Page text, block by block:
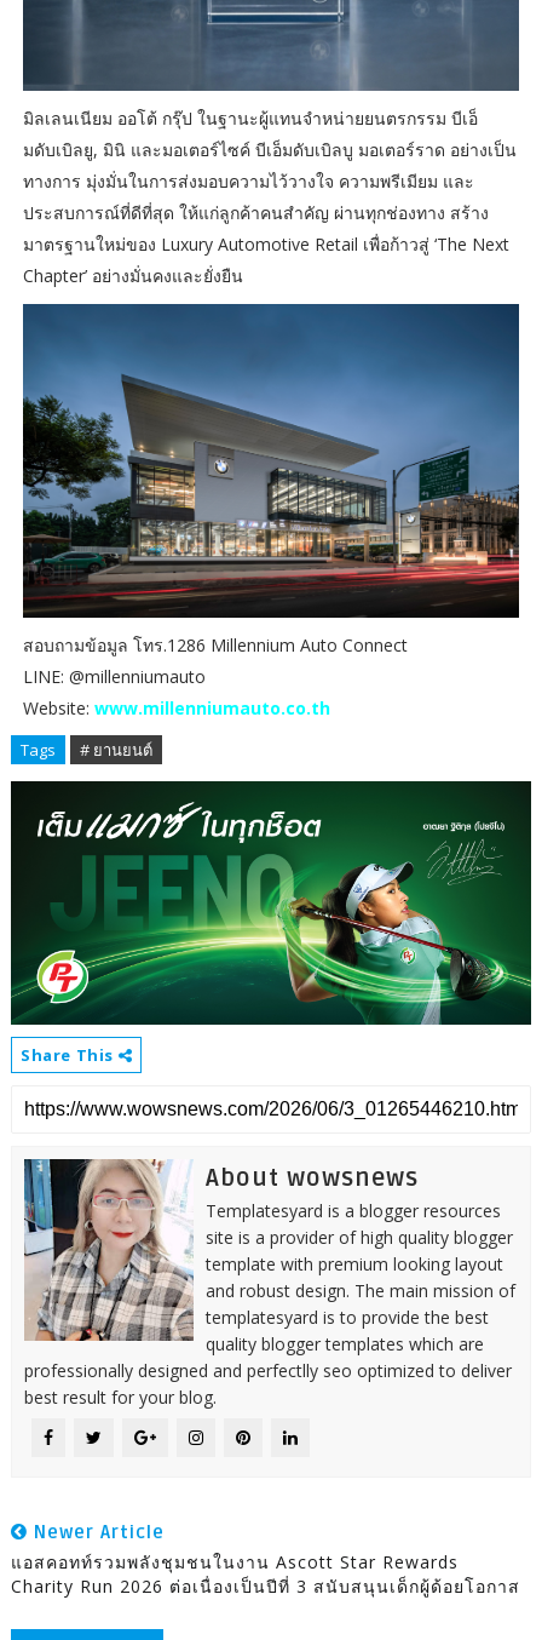
มิลเลนเนียม ออโต้ กรุ๊ป ในฐานะผู้แทนจำหน่ายยนตรกรรม บีเอ็
มดับเบิลยู, มินิ และมอเตอร์ไซค์ บีเอ็มดับเบิลบู มอเตอร์ราด อย่างเป็น
ทางการ มุ่งมั่นในการส่งมอบความไว้วางใจ ความพรีเมียม และ
ประสบการณ์ที่ดีที่สุด ให้แก่ลูกค้าคนสำคัญ ผ่านทุกช่องทาง สร้าง
มาตรฐานใหม่ของ Luxury Automotive Retail เพื่อก้าวสู่ ‘The Next
Chapter’ อย่างมั่นคงและยั่งยืน
สอบถามข้อมูล โทร.1286 Millennium Auto Connect
LINE: @millenniumauto
Website: www.millenniumauto.co.th
Tags # ยานยนต์
Share This
About wowsnews
Templatesyard is a blogger resources
site is a provider of high quality blogger
template with premium looking layout
and robust design. The main mission of
templatesyard is to provide the best
quality blogger templates which are
professionally designed and perfectlly seo optimized to deliver
best result for your blog.
Newer Article
แอสคอทท์รวมพลังชุมชนในงาน Ascott Star Rewards
Charity Run 2026 ต่อเนื่องเป็นปีที่ 3 สนับสนุนเด็กผู้ด้อยโอกาส